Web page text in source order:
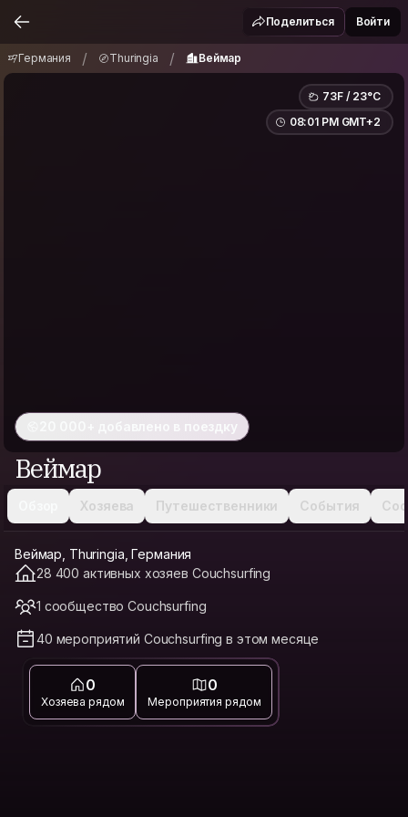
ВеймарПоделиться Войти
Германия / Thuringia / Веймар
73F / 23°C
08:01 PM GMT+2
20 000+ добавлено в поездку
Веймар
Хозяева Путешественники События
Веймар, Thuringia, Германия
28 400 активных хозяев Couchsurfing
1 сообщество Couchsurfing
40 мероприятий Couchsurfing в этом месяце
0
Хозяева рядом
0
Мероприятия рядом